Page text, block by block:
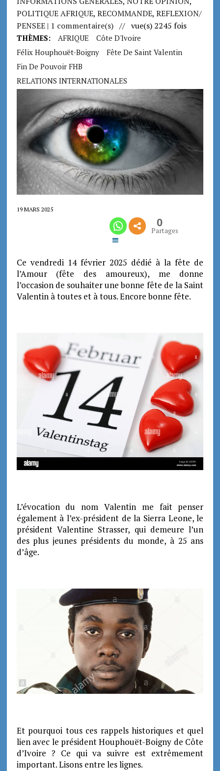
POLITIQUE AFRIQUE, RECOMMANDE, REFLEXION/
PENSEE| 1 commentaire(s)// vue(s) 2245 fois
THÈMES: AFRIQUE
Côte D'Ivoire
Félix Houphouët-Boigny
Fête De Saint Valentin
Fin De Pouvoir FHB
RELATIONS INTERNATIONALES
19 MARS 2025
0
Partages
Ce vendredi 14 février 2025 dédié à la fête de
l’Amour (fête des amoureux), me donne
l’occasion de souhaiter une bonne fête de la Saint
Valentin à toutes et à tous. Encore bonne fête.
L’évocation du nom Valentin me fait penser
également à l’ex-président de la Sierra Leone, le
président Valentine Strasser, qui demeure l’un
des plus jeunes présidents du monde, à 25 ans
d’âge.
Et pourquoi tous ces rappels historiques et quel
lien avec le président Houphouët-Boigny de Côte
d’Ivoire ? Ce qui va suivre est extrêmement
important. Lisons entre les lignes.